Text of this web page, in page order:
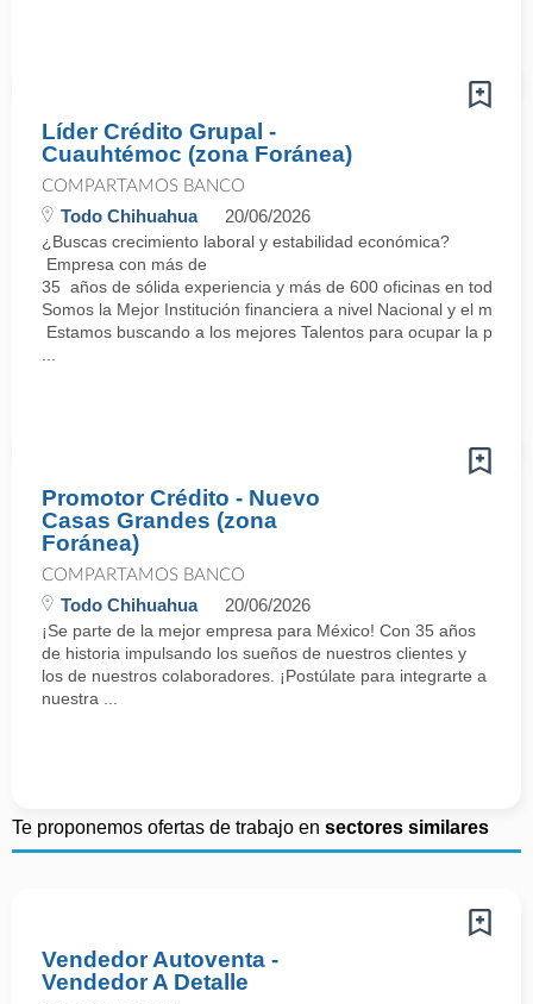
Líder Crédito Grupal -
Cuauhtémoc (zona Foránea)
COMPARTAMOS BANCO
Todo Chihuahua 20/06/2026
¿Buscas crecimiento laboral y estabilidad económica?
Empresa con más de
35 años de sólida experiencia y más de 600 oficinas en todo el
Somos la Mejor Institución financiera a nivel Nacional y el
Estamos buscando a los mejores Talentos para ocupar la
Promotor Crédito - Nuevo
Casas Grandes (zona
Foránea)
COMPARTAMOS BANCO
Todo Chihuahua 20/06/2026
¡Se parte de la mejor empresa para México! Con 35 años
de historia impulsando los sueños de nuestros clientes y
los de nuestros colaboradores. ¡Postúlate para integrarte a
nuestra ...
Te proponemos ofertas de trabajo en sectores similares
Vendedor Autoventa -
Vendedor A Detalle